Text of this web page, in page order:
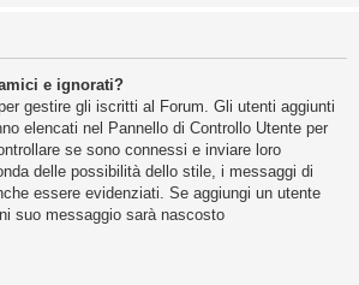
e ignorati?
gestire gli iscritti al Forum. Gli utenti aggiunti
elencati nel Pannello di Controllo Utente per
se sono connessi e inviare loro
delle possibilità dello stile, i messaggi di
essere evidenziati. Se aggiungi un utente
suo messaggio sarà nascosto